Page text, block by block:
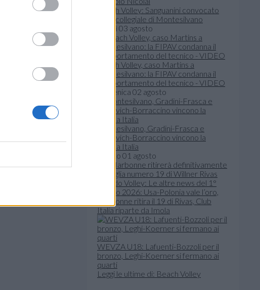
Beach Volley: Sanguanini convocato
per il collegiale di Montesilvano
lunedì 03 agosto
Beach Volley, caso Martins a
Montesilvano: la FIPAV condanna il
comportamento del tecnico - VIDEO
domenica 02 agosto
Montesilvano, Gradini-Frasca e
Viscovich-Borraccino vincono la
Coppa Italia
sabato 01 agosto
Mondo Volley: Le altre news del 1°
agosto 2026: Usa-Polonia vale l’oro,
Narbonne ritira il 19 di Rivas, Club
Italia riparte da Imola
WEVZA U18: Lafuenti-Bozzoli per il
bronzo, Leghi-Koerner si fermano ai
quarti
Leggi le ultime di: Beach Volley